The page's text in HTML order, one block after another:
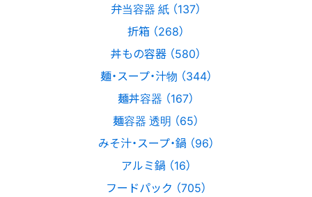
弁当容器 紙 （137）
折箱 （268）
丼もの容器 （580）
麺・スープ・汁物 （344）
麺丼容器 （167）
麺容器 透明 （65）
みそ汁・スープ・鍋 （96）
アルミ鍋 （16）
フードパック （705）